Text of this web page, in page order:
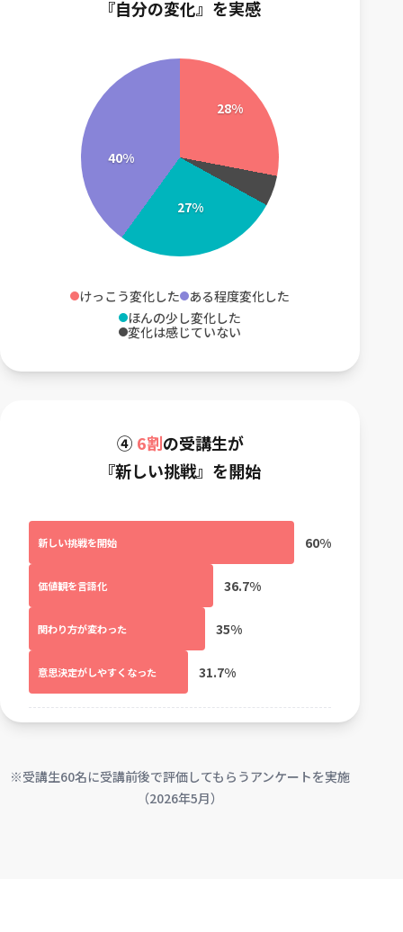
『自分の変化』を実感
28%
27%
40%
けっこう変化した
ある程度変化した
ほんの少し変化した
変化は感じていない
④ 6割の受講生が
『新しい挑戦』を開始
新しい挑戦を開始 60%
価値観を言語化 36.7%
関わり方が変わった 35%
意思決定がしやすくなった 31.7%
※受講生60名に受講前後で評価してもらうアンケートを実施
（2026年5月）